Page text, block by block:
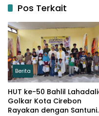
Pos Terkait
Berita
HUT ke-50 Bahlil
Golkar Kota Cirebon
Rayakan dengan Santuni